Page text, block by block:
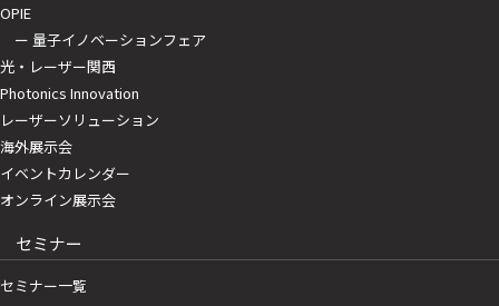
OPIE
ー 量子イノベーションフェア
光・レーザー関西
Photonics Innovation
レーザーソリューション
海外展示会
イベントカレンダー
オンライン展示会
セミナー
セミナー一覧